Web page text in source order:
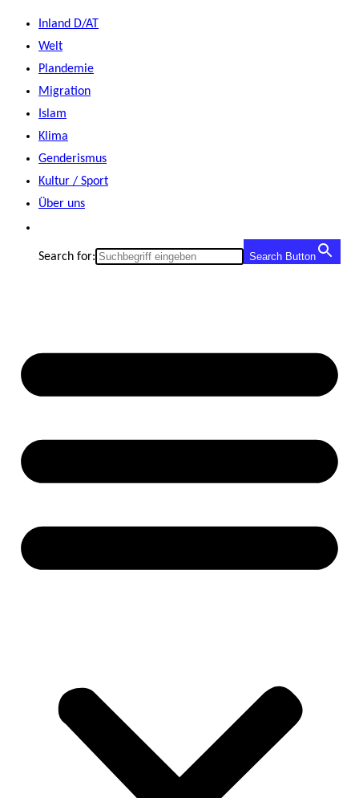
Zum
Inhalt
springen
Inland D/AT
Welt
Plandemie
Migration
Islam
Klima
Genderismus
Kultur / Sport
Über uns
Search for: Search Button